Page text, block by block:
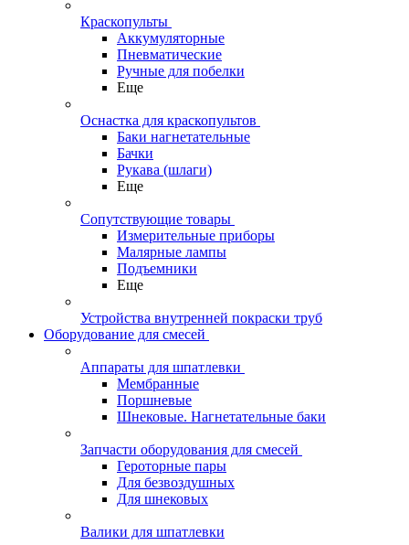
Краскопульты
Аккумуляторные
Пневматические
Ручные для побелки
Еще
Оснастка для краскопультов
Баки нагнетательные
Бачки
Рукава (шлаги)
Еще
Сопутствующие товары
Измерительные приборы
Малярные лампы
Подъемники
Еще
Устройства внутренней покраски труб
Оборудование для смесей
Аппараты для шпатлевки
Мембранные
Поршневые
Шнековые. Нагнетательные баки
Запчасти оборудования для смесей
Героторные пары
Для безвоздушных
Для шнековых
Валики для шпатлевки